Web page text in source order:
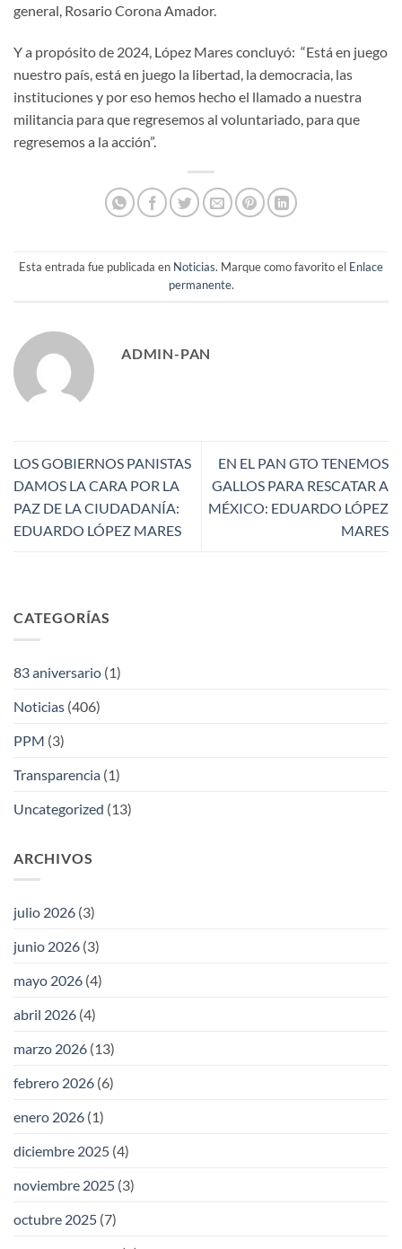
general, Rosario Corona Amador.
Y a propósito de 2024, López Mares concluyó: “Está en juego
nuestro país, está en juego la libertad, la democracia, las
instituciones y por eso hemos hecho el llamado a nuestra
militancia para que regresemos al voluntariado, para que
regresemos a la acción”.
Esta entrada fue publicada en Noticias. Marque como favorito el Enlace
permanente.
ADMIN-PAN
LOS GOBIERNOS PANISTAS
DAMOS LA CARA POR LA
PAZ DE LA CIUDADANÍA:
EDUARDO LÓPEZ MARES
EN EL PAN GTO TENEMOS
GALLOS PARA RESCATAR A
MÉXICO: EDUARDO LÓPEZ
MARES
CATEGORÍAS
83 aniversario (1)
Noticias (406)
PPM (3)
Transparencia (1)
Uncategorized (13)
ARCHIVOS
julio 2026 (3)
junio 2026 (3)
mayo 2026 (4)
abril 2026 (4)
marzo 2026 (13)
febrero 2026 (6)
enero 2026 (1)
diciembre 2025 (4)
noviembre 2025 (3)
octubre 2025 (7)